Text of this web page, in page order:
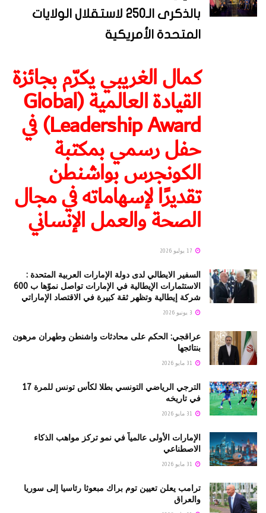
بالذكرى الـ250 لاستقلال الولايات
المتحدة الأمريكية
كمال الغريبي يكرّم بجائزة
القيادة العالمية (Global
Leadership Award) في
حفل رسمي بمكتبة
الكونجرس بواشنطن
تقديرًا لإسهاماته في مجال
الصحة والعمل الإنساني
السفير الايطالي لدى دولة الإمارات العربية المتحدة :
الاستثمارات الإيطالية في الإمارات تواصل نموّها ب 600
شركة إيطالية وتظهر ثقة كبيرة في الاقتصاد الإماراتي
عراقجي: الحكم على محادثات واشنطن وطهران مرهون
بنتائجها
الترجي الرياضي التونسي بطلا لكأس تونس للمرة 17
في تاريخه
الإمارات الأولى عالمياً في نمو تركز مواهب الذكاء
الاصطناعي
ترامب يعلن تعيين توم براك مبعوثا رئاسيا إلى سوريا
والعراق